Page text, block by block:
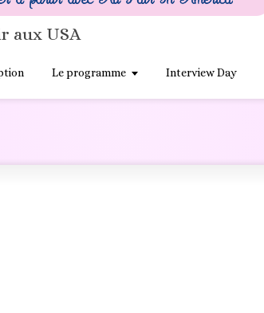
aux USA
Le programme Interview Day